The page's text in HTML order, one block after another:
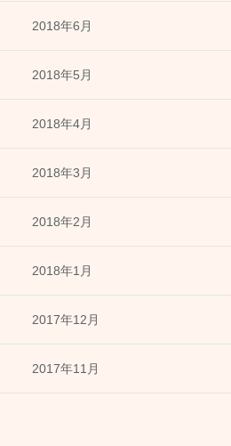
2018年6月
2018年5月
2018年4月
2018年3月
2018年2月
2018年1月
2017年12月
2017年11月